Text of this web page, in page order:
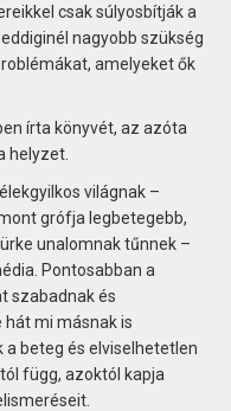
csak súlyosbítják a
nagyobb szükség
amelyeket ők
írta könyvét, az azóta
helyzet.
világnak –
grófja legbetegebb,
unalomnak tűnnek –
Pontosabban a
szabadnak és
mi másnak is
beteg és elviselhetetlen
függ, azoktól kapja